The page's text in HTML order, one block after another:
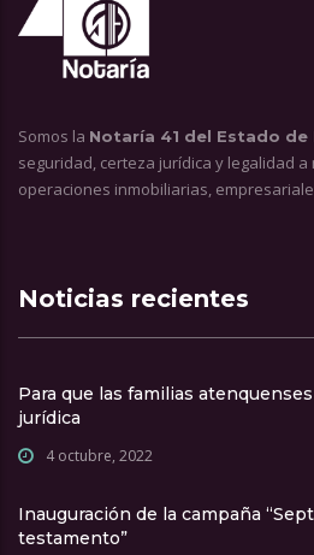
Somos la Notaría 41 del Estado de
seguridad, certeza jurídica y legalidad
operaciones inmobiliarias,
Noticias recientes
Para que las familias
jurídica
4 octubre, 2022
Inauguración de la campaña
testamento”